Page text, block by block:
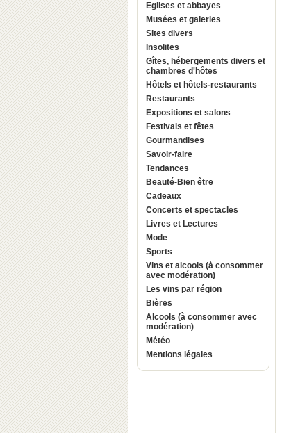
Eglises et abbayes
Musées et galeries
Sites divers
Insolites
Gîtes, hébergements divers et
chambres d'hôtes
Hôtels et hôtels-restaurants
Restaurants
Expositions et salons
Festivals et fêtes
Gourmandises
Savoir-faire
Tendances
Beauté-Bien être
Cadeaux
Concerts et spectacles
Livres et Lectures
Mode
Sports
Vins et alcools (à consommer
avec modération)
Les vins par région
Bières
Alcools (à consommer avec
modération)
Météo
Mentions légales